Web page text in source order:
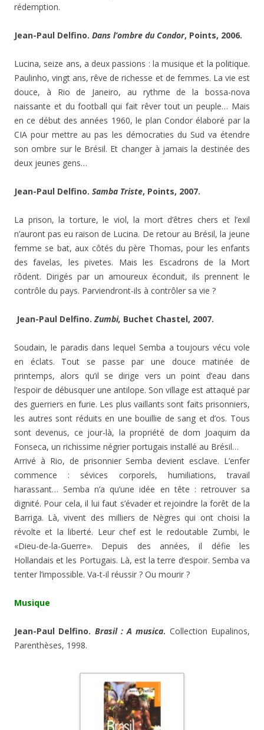
rédemption.
Jean-Paul Delfino. Dans l’ombre du Condor, Points, 2006.
Lucina, seize ans, a deux passions : la musique et la politique.
Paulinho, vingt ans, rêve de richesse et de femmes. La vie est
douce, à Rio de Janeiro, au rythme de la bossa-nova
naissante et du football qui fait rêver tout un peuple… Mais
en ce début des années 1960, le plan Condor élaboré par la
CIA pour mettre au pas les démocraties du Sud va étendre
son ombre sur le Brésil. Et changer à jamais la destinée des
deux jeunes gens…
Jean-Paul Delfino. Samba Triste, Points, 2007.
La prison, la torture, le viol, la mort d’êtres chers et l’exil
n’auront pas eu raison de Lucina. De retour au Brésil, la jeune
femme se bat, aux côtés du père Thomas, pour les enfants
des favelas, les pivetes. Mais les Escadrons de la Mort
rôdent. Dirigés par un amoureux éconduit, ils prennent le
contrôle du pays. Parviendront-ils à contrôler sa vie ?
Jean-Paul Delfino. Zumbi, Buchet Chastel, 2007.
Soudain, le paradis dans lequel Semba a toujours vécu vole
en éclats. Tout se passe par une douce matinée de
printemps, alors qu’il se dirige vers un point d’eau dans
l’espoir de débusquer une antilope. Son village est attaqué par
des guerriers en furie. Les plus vaillants sont faits prisonniers,
les autres sont réduits en une bouillie de sang et d’os. Tous
sont devenus, ce jour-là, la propriété de dom Joaquim da
Fonseca, un richissime négrier portugais installé au Brésil…
Arrivé à Rio, de prisonnier Semba devient esclave. L’enfer
commence : sévices corporels, humiliations, travail
harassant… Semba n’a qu’une idée en tête : retrouver sa
dignité. Pour cela, il lui faut s’évader et rejoindre la forêt de la
Barriga. Là, vivent des milliers de Nègres qui ont choisi la
révolte et la liberté. Leur chef est le redoutable Zumbi, le
«Dieu-de-la-Guerre». Depuis des années, il défie les
Hollandais et les Portugais. Là, est la terre d’espoir. Semba va
tenter l’impossible. Va-t-il réussir ? Ou mourir ?
Musique
Jean-Paul Delfino. Brasil : A musica. Collection Eupalinos,
Parenthèses, 1998.